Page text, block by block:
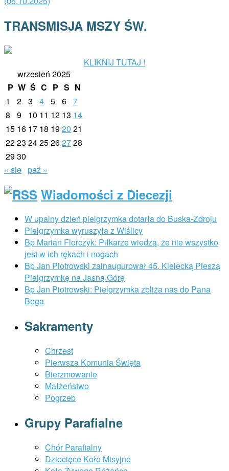
TRANSMISJA MSZY ŚW.
KLIKNIJ TUTAJ !
wrzesień 2025
P W Ś C P S N
1
2 3 4 5 6 7
8
9 10 11 12 13 14
15 16 17 18 1920 21
2223 2425262728
2930
« sie paź »
Wiadomości z Diecezji
W upalny dzień pielgrzymka dotarła do Buska-Zdroju
Pielgrzymka wyruszyła z Wiślicy
Bp Marian Florczyk: Piłkarze wiedzą, że nie wszystko
jest w ich rękach i nogach
Bp Jan Piotrowski zainaugurował 45. Kielecką Pieszą
Pielgrzymkę na Jasną Górę
Bp Jan Piotrowski: Pielgrzymka zbliża nas do Pana
Boga
Sakramenty
Chrzest
Pierwsza Komunia Święta
Bierzmowanie
Małżeństwo
Pogrzeb
Grupy Parafialne
Chór Parafialny
Dziecięce Koło Misyjne